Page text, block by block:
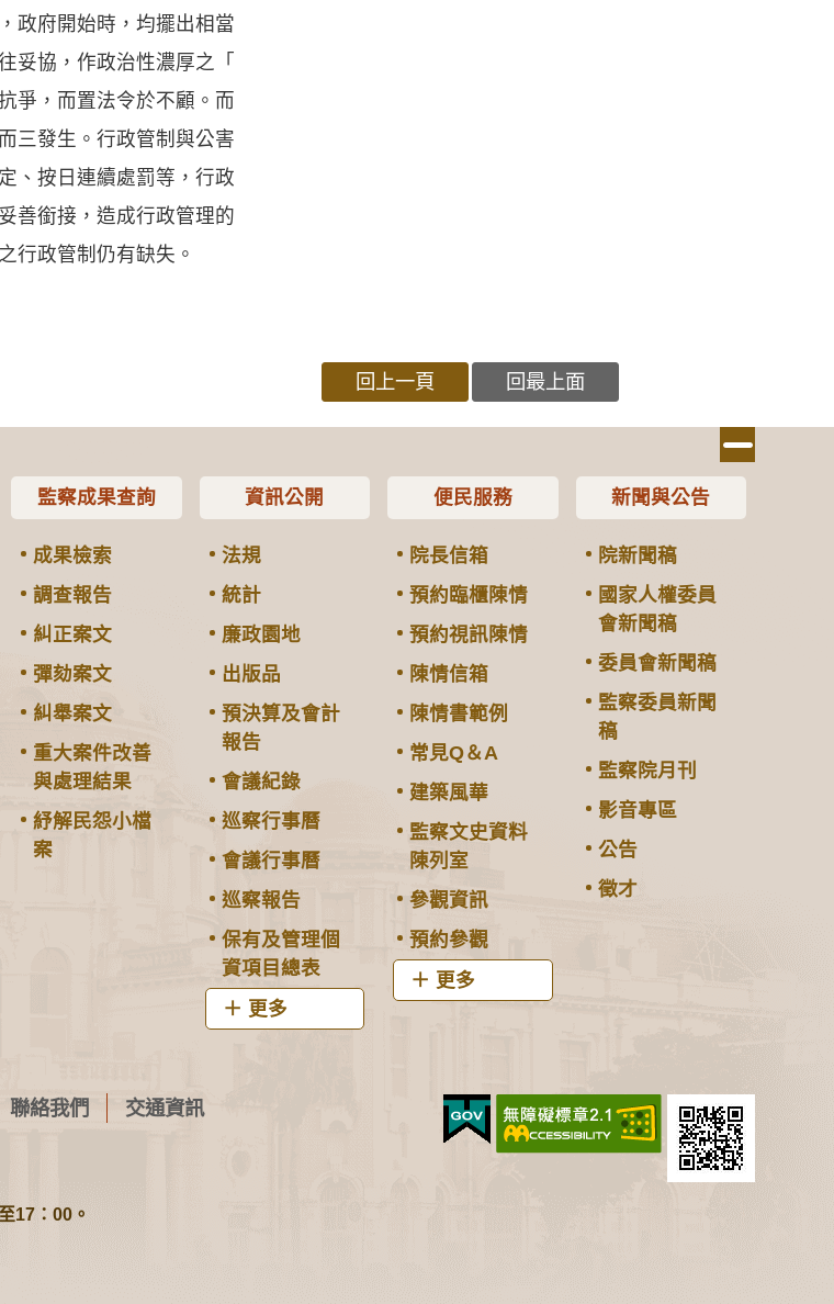
政府開始時，均擺出相當
妥協，作政治性濃厚之「
爭，而置法令於不顧。而
三發生。行政管制與公害
、按日連續處罰等，行政
善銜接，造成行政管理的
行政管制仍有缺失。
回上一頁 回最上面
監察成果查詢
成果檢索
調查報告
糾正案文
彈劾案文
糾舉案文
重大案件改善
與處理結果
紓解民怨小檔
案
資訊公開
法規
統計
廉政園地
出版品
預決算及會計
報告
會議紀錄
巡察行事曆
會議行事曆
巡察報告
保有及管理個
資項目總表
更多
便民服務
院長信箱
預約臨櫃陳情
預約視訊陳情
陳情信箱
陳情書範例
常見Q＆A
建築風華
監察文史資料
陳列室
參觀資訊
預約參觀
更多
新聞與公告
院新聞稿
國家人權委員
會新聞稿
委員會新聞稿
監察委員新聞
稿
監察院月刊
影音專區
公告
徵才
聯絡我們 交通資訊
17：00。